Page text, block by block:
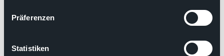
Präferenzen
Statistiken